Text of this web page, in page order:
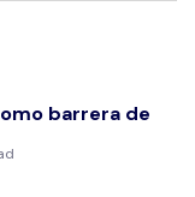
barrera de